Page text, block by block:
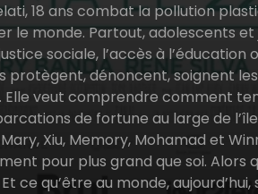
18 ans combat la pollution
le monde. Partout, adolescents
sociale, l’accès à
protègent, dénoncent, soignent
veut comprendre comment
de fortune au large de
Xiu, Memory, Mohamad et
pour plus grand que soi.
ce qu’être au monde, aujourd’hui,